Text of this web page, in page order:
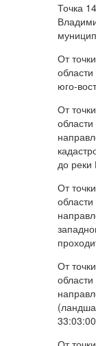
Точка
От
юго-
От
до реки
От
От